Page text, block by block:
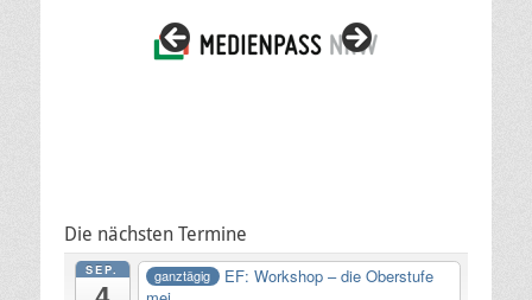
Die nächsten Termine
SEP. ganztägig
EF: Workshop – die Oberstufe